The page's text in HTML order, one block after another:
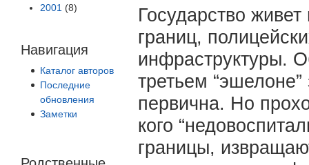
2001 (8)
Навигация
Каталог авторов
Последние
обновления
Заметки
Государство
границ,
инфраструктуры.
третьем
первична. Но
кого
границы,